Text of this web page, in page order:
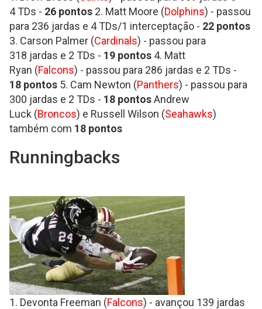
4 TDs - 26 pontos 2. Matt Moore (Dolphins) - passou
para 236 jardas e 4 TDs/1 interceptação - 22 pontos
3. Carson Palmer (Cardinals) - passou para
318 jardas e 2 TDs - 19 pontos 4. Matt
Ryan (Falcons) - passou para 286 jardas e 2 TDs -
18 pontos 5. Cam Newton (Panthers) - passou para
300 jardas e 2 TDs - 18 pontosAndrew
Luck (Broncos) e Russell Wilson (Seahawks)
também com 18 pontos
Runningbacks
1. Devonta Freeman (Falcons) - avançou 139 jardas